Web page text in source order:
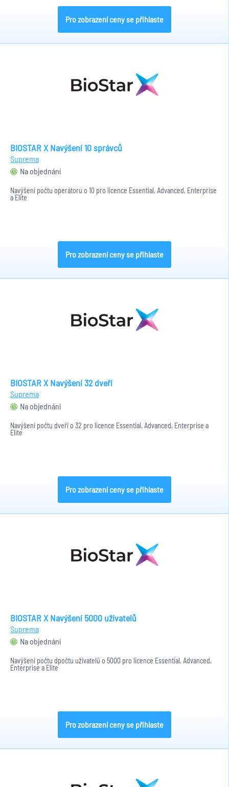
Pro zobrazení ceny se přihlaste
BIOSTAR X Navýšení 10 správců
Suprema
Na objednání
Navýšení počtu operátoru o 10 pro licence Essential, Advanced, Enterprise
a Elite
Pro zobrazení ceny se přihlaste
BIOSTAR X Navýšení 32 dveří
Suprema
Na objednání
Navýšení počtu dveří o 32 pro licence Essential, Advanced, Enterprise a
Elite
Pro zobrazení ceny se přihlaste
BIOSTAR X Navýšení 5000 uživatelů
Suprema
Na objednání
Navýšení počtu dpočtu uživatelů o 5000 pro licence Essential, Advanced,
Enterprise a Elite
Pro zobrazení ceny se přihlaste